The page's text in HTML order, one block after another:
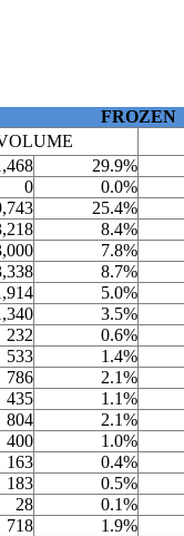
FROZEN
29.9%
0 0.0%
25.4%
8.4%
7.8%
8.7%
5.0%
3.5%
232 0.6%
533 1.4%
786 2.1%
435 1.1%
804 2.1%
400 1.0%
163 0.4%
183 0.5%
28 0.1%
718 1.9%